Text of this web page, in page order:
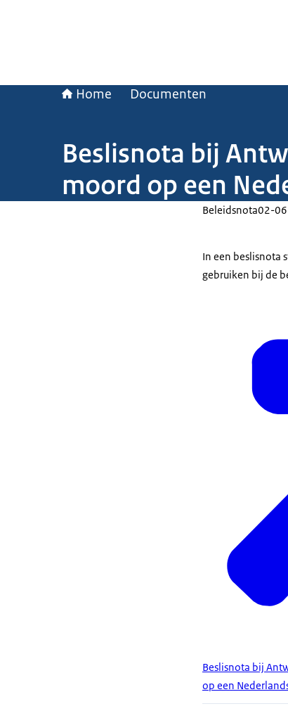
Home Documenten
Beslisnota bij
moord op een
Beleidsnota02-
In een beslisnota
gebruiken bij de
Beslisnota bij
op een